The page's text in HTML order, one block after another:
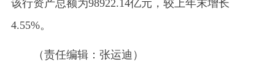
该行资产总额为98922.14亿元，较上年末增长
4.55%。
（责任编辑：张运迪）